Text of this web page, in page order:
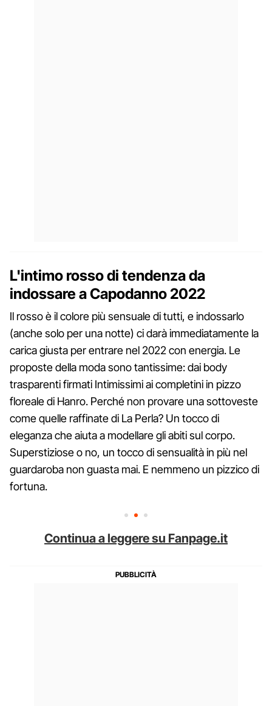
L'intimo rosso di tendenza da
indossare a Capodanno 2022
Il rosso è il colore più sensuale di tutti, e indossarlo
(anche solo per una notte) ci darà immediatamente la
carica giusta per entrare nel 2022 con energia. Le
proposte della moda sono tantissime: dai body
trasparenti firmati Intimissimi ai completini in pizzo
floreale di Hanro. Perché non provare una sottoveste
come quelle raffinate di La Perla? Un tocco di
eleganza che aiuta a modellare gli abiti sul corpo.
Superstiziose o no, un tocco di sensualità in più nel
guardaroba non guasta mai. E nemmeno un pizzico di
fortuna.
Continua a leggere su Fanpage.it